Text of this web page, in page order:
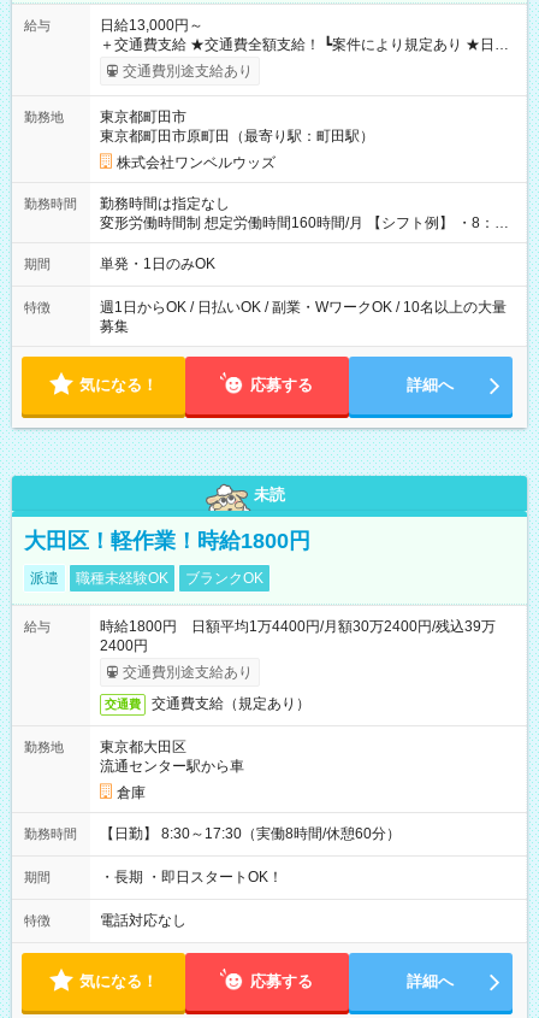
給与
日給13,000円～
＋交通費支給 ★交通費全額支給！ ┗案件により規定あり ★日払
いOK！（規定あり） ┗働いたその日に現金GET♪ お仕事後はコ
ンビニATMから 日払い分を引き落とせます！ 【試用期間】試
交通費別途支給あり
勤務地
東京都町田市
東京都町田市原町田（最寄り駅：町田駅）
株式会社ワンベルウッズ
勤務時間
勤務時間は指定なし
変形労働時間制 想定労働時間160時間/月 【シフト例】 ・8：00
～21：00
期間 単発・1日のみOK
特徴
週1日からOK / 日払いOK / 副業・WワークOK / 10名以上の大量
募集
気になる！ 応募する 詳細へ
未読
大田区！軽作業！時給1800円
派遣 職種未経験OK ブランクOK
給与
時給1800円 日額平均1万4400円/月額30万2400円/残込39万
2400円
交通費別途支給あり
交通費 交通費支給（規定あり）
勤務地
東京都大田区
流通センター駅から車
倉庫
勤務時間 【日勤】 8:30～17:30（実働8時間/休憩60分）
期間 ・長期 ・即日スタートOK！
特徴 電話対応なし
気になる！ 応募する 詳細へ